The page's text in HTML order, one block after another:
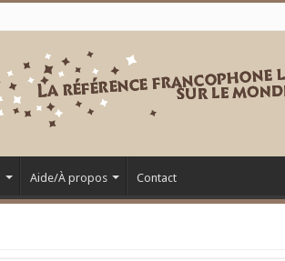
Aide/À propos Contact